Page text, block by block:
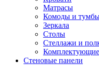
Матрасы
Комоды и
Зеркала
Столы
Стеллажи и
Стеновые панели